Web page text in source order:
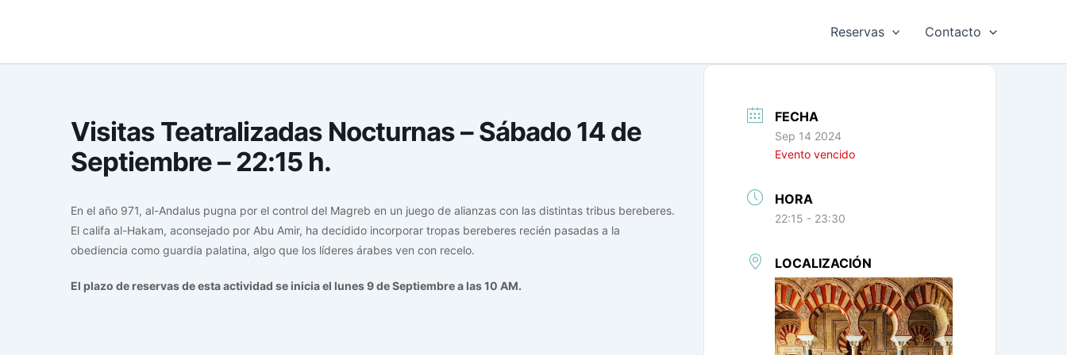
Reservas Contacto
Visitas Teatralizadas Nocturnas – Sábado 14 de
Septiembre – 22:15 h.
En el año 971, al-Andalus pugna por el control del Magreb en un juego de alianzas con las distintas tribus bereberes.
El califa al-Hakam, aconsejado por Abu Amir, ha decidido incorporar tropas bereberes recién pasadas a la
obediencia como guardia palatina, algo que los líderes árabes ven con recelo.
El plazo de reservas de esta actividad se inicia el lunes 9 de Septiembre a las 10 AM.
FECHA
Sep 14 2024
Evento vencido
HORA
22:15 - 23:30
LOCALIZACIÓN